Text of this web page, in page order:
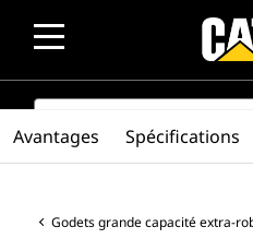
SEARCH
Godets grande capacité extra-
Avantages Spécifications